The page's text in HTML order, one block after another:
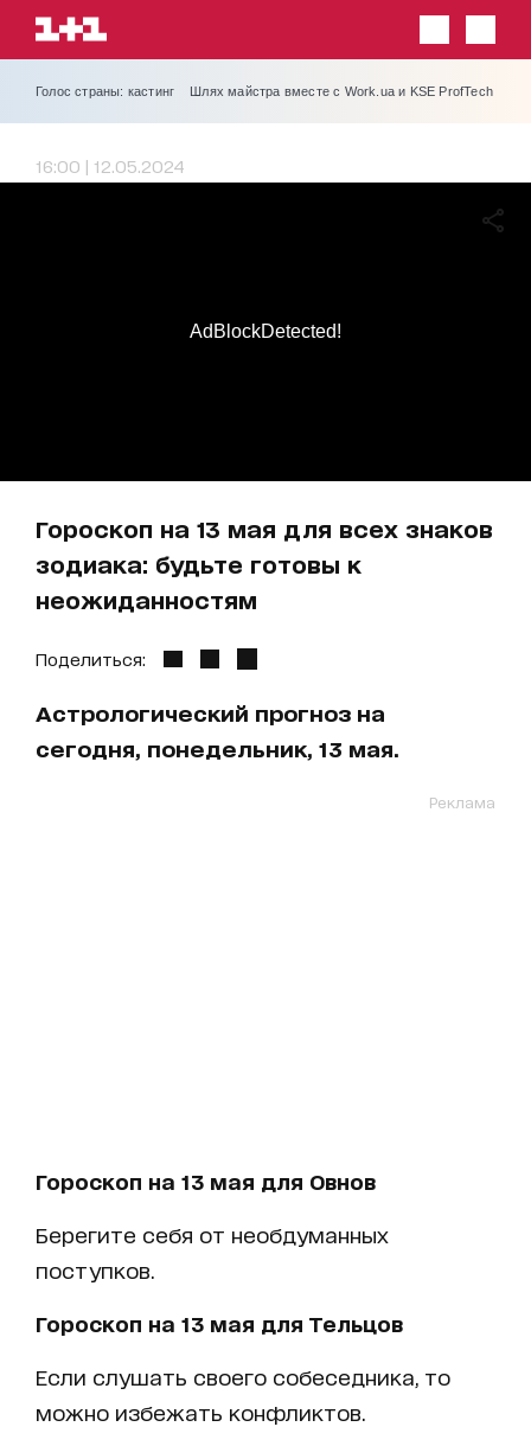
Голос страны: кастинг Шлях майстра вместе с Work.ua и KSE ProfTech
16:00 | 12.05.2024
Гороскоп на 13 мая для всех знаков
зодиака: будьте готовы к
неожиданностям
AdBlockDetected!
Поделиться:
Астрологический прогноз на
сегодня, понедельник, 13 мая.
Реклама
Гороскоп на 13 мая для Овнов
Берегите себя от необдуманных
поступков.
Гороскоп на 13 мая для Тельцов
Если слушать своего собеседника, то
можно избежать конфликтов.